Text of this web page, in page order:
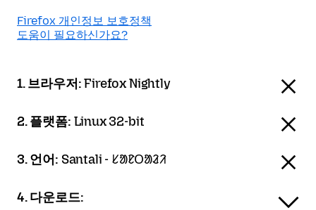
Firefox 개인정보 보호정책
도움이 필요하신가요?
1. 브라우저:Firefox Nightly
2. 플랫폼: Linux 32-bit
3. 언어: Santali - ᱥᱟᱱᱛᱟᱲᱤ
4. 다운로드: